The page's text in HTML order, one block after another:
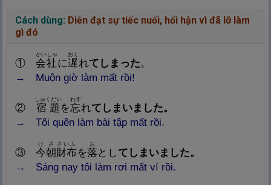
Cách dùng: Diễn đạt sự tiếc nuối, hối hận vì đã lỡ làm
gì đó
① 会社
かいしゃ
に遅
quá hạn
おく
れてしまった。
→ Muộn giờ làm mất rồi!
② 宿 題
しゅくだい
を忘
わす
れてしまいました。
→ Tôi quên làm bài tập mất rồi.
③ 今朝
けさ
財布
さいふ
を落
お
としてしまいました。
→ Sáng nay tôi làm rơi mất ví rồi.